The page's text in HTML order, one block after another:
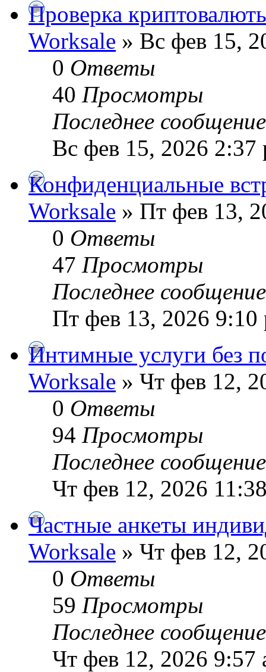
Проверка
Worksale » Вс фев 15,
0 Ответы
40 Просмотры
Последнее
Вс фев 15, 2026 2:37
Конфиденциальные
Worksale » Пт фев 13,
0 Ответы
47 Просмотры
Последнее
Пт фев 13, 2026 9:10
Интимные услуги без
Worksale » Чт фев 12,
0 Ответы
94 Просмотры
Последнее
Чт фев 12, 2026
Частные анкеты
Worksale » Чт фев 12,
0 Ответы
59 Просмотры
Последнее
Чт фев 12, 2026 9:57